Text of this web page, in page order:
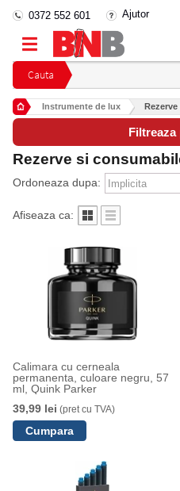
Cauta
0372 552 601 Ajutor
Instrumente de lux
Filtreaza
Rezerve si
Ordoneaza dupa:
Afiseaza ca:
Calimara cu cerneala
permanenta, culoare negru, 57
ml, Quink Parker
39,99 lei (pret cu TVA)